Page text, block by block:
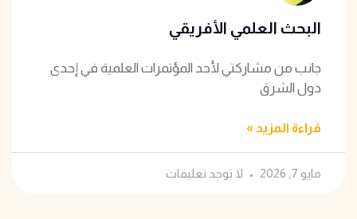
البحث العلمي الأفريقي
جانب من مشاركتي لأحد المؤتمرات العلمية في إحدى
دول الشرق
قراءة المزيد »
مايو 7, 2026 لا توجد تعليقات